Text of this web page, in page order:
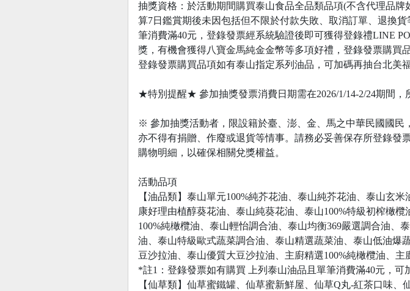
抽獎資格：於活動期間購買泰山食品全品類品項(不含代理品
算7日鑑賞期後未因包括但不限於付款失敗、取消訂單、退換
筆消費滿40元，登錄發票經系統驗證後即可獲得登錄禮LINE
獎，有機會獲得八寶金馬純金金幣等多項好禮，登錄發票購買
登錄發票購買品項如有泰山指定系列油品，可加碼再抽台北美
★特別提醒★ 參加抽獎發票消費日期需在2026/1/14-2/24期間，
※ 參加抽獎活動者，限設籍於臺、澎、金、馬之中華民國國民
亦不得有捐贈、作廢或退貨等情事。請務必妥善保存所登錄發
購物明細，以確保相關兌獎權益。
活動品項
【油品類】泰山單元100%純芥花油、泰山純芥花油、泰山玄
康好理由植醇葵花油、泰山純葵花油、泰山100%特級初榨橄
100%純橄欖油、泰山輕怡調合油、泰山均衡369嚴選調合油
油、泰山特級歐式蔬菜調合油、泰山精選蔬菜油、泰山低油爆
豆沙拉油、泰山優質大豆沙拉油、主廚精選100%純橄欖油、主
*註1：登錄發票如有購買 上列泰山油品且單筆消費滿40元，可
【仙草類】仙草蜜鐵罐、仙草蜜新鮮屋、仙草Q丸-紅茶口味